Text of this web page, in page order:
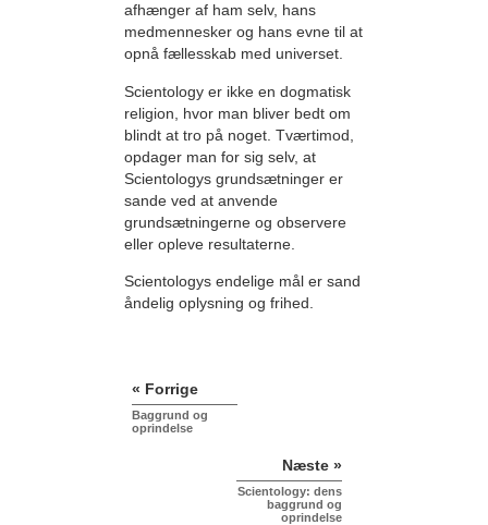
afhænger af ham selv, hans
medmennesker og hans evne til at
opnå fællesskab med universet.
Scientology er ikke en dogmatisk
religion, hvor man bliver bedt om
blindt at tro på noget. Tværtimod,
opdager man for sig selv, at
Scientologys grundsætninger er
sande ved at anvende
grundsætningerne og observere
eller opleve resultaterne.
Scientologys endelige mål er sand
åndelig oplysning og frihed.
« Forrige
Baggrund og
oprindelse
Næste »
Scientology: dens
baggrund og
oprindelse